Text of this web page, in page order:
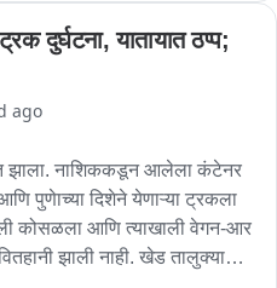
दुर्घटना, यातायात ठप्प;
ago
झाला. नाशिककडून आलेला कंटेनर
पुणेाच्या दिशेने येणाऱ्या ट्रकला
कोसळला आणि त्याखाली वेगन-आर
झाली नाही. खेड तालुक्यातील